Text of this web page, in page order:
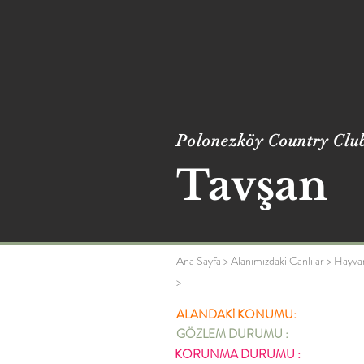
Polonezköy Country
Tavşan
Ana Sayfa >Alanımızdaki Canlılar>
>
ALANDAKİ KONUMU:
GÖZLEM DURUMU :
KORUNMA DURUMU :